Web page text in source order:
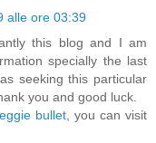
alle ore 03:39
this blog and I am
specially the last
seeking this particular
you and good luck.
bullet, you can visit